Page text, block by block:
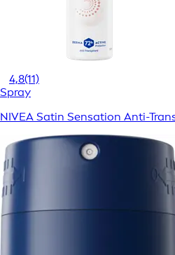
4,8(11)
Spray
NIVEA Satin Sensation Anti-